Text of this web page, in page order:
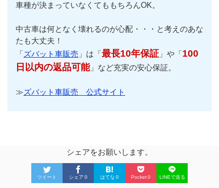
車種が決まっていなくてももちろんOK。
中古車は何となく壊れるのが心配・・・と考えのあな
たも大丈夫！
「 ズバット車販売 」は「 最長10年保証 」や「 100
日以内の返品可能」など充実の安心保証。
≫ズバット車販売 公式サイト
シェアをお願いします。
ツイート シェア 0 はてな 0 Pocket0 LINEで送る